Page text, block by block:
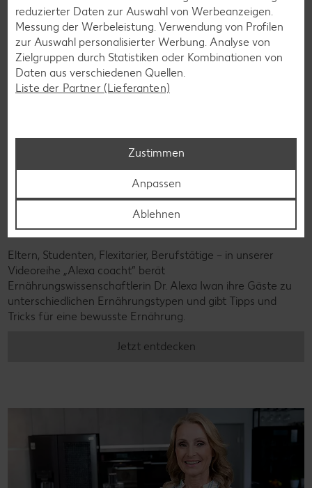
Alexa coacht
Eltern, Studenten, Flexitarier, Berufstätige – in unserer
Videoreihe „Alexa coacht” berät
Ernährungswissenschaftlerin Dr. Alexa Iwan ihre Gäste zu
unterschiedlichen Ernährungstypen und gibt Tipps und
Tricks für eine bewusste Ernährung.
Jetzt entdecken
reduzierter Daten zur Auswahl von Werbeanzeigen.
Messung der Werbeleistung. Verwendung von Profilen
zur Auswahl personalisierter Werbung. Analyse von
Zielgruppen durch Statistiken oder Kombinationen von
Daten aus verschiedenen Quellen.
Liste der Partner (Lieferanten)
Zustimmen
Anpassen
Ablehnen